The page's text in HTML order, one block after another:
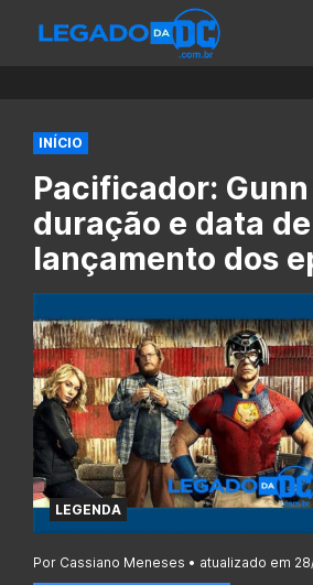
INÍCIO
Pacificador:
duração e data de
lançamento dos
LEGENDA
Por Cassiano Meneses • atualizado em